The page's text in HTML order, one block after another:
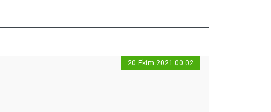
20 Ekim 2021 00:02